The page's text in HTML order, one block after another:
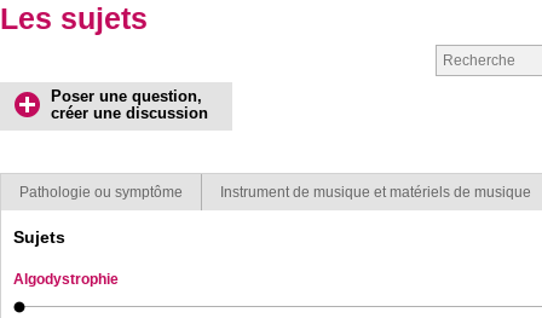
Les sujets
Poser une question,
créer une discussion
Pathologie ou symptôme Instrument de musique et matériels de musique
Sujets
Algodystrophie